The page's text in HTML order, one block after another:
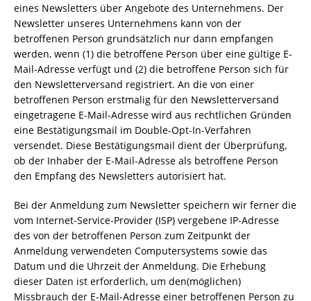
eines Newsletters über Angebote des Unternehmens. Der
Newsletter unseres Unternehmens kann von der
betroffenen Person grundsätzlich nur dann empfangen
werden, wenn (1) die betroffene Person über eine gültige E-
Mail-Adresse verfügt und (2) die betroffene Person sich für
den Newsletterversand registriert. An die von einer
betroffenen Person erstmalig für den Newsletterversand
eingetragene E-Mail-Adresse wird aus rechtlichen Gründen
eine Bestätigungsmail im Double-Opt-In-Verfahren
versendet. Diese Bestätigungsmail dient der Überprüfung,
ob der Inhaber der E-Mail-Adresse als betroffene Person
den Empfang des Newsletters autorisiert hat.
Bei der Anmeldung zum Newsletter speichern wir ferner die
vom Internet-Service-Provider (ISP) vergebene IP-Adresse
des von der betroffenen Person zum Zeitpunkt der
Anmeldung verwendeten Computersystems sowie das
Datum und die Uhrzeit der Anmeldung. Die Erhebung
dieser Daten ist erforderlich, um den(möglichen)
Missbrauch der E-Mail-Adresse einer betroffenen Person zu